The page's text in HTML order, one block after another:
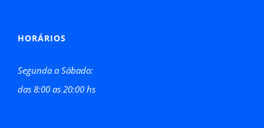
HORÁRIOS
Segunda a Sábado:
das 8:00 as 20:00 hs